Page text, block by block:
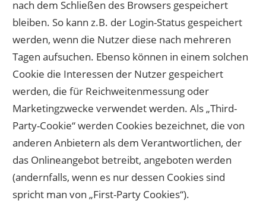
nach dem Schließen des Browsers gespeichert
bleiben. So kann z.B. der Login-Status gespeichert
werden, wenn die Nutzer diese nach mehreren
Tagen aufsuchen. Ebenso können in einem solchen
Cookie die Interessen der Nutzer gespeichert
werden, die für Reichweitenmessung oder
Marketingzwecke verwendet werden. Als „Third-
Party-Cookie“ werden Cookies bezeichnet, die von
anderen Anbietern als dem Verantwortlichen, der
das Onlineangebot betreibt, angeboten werden
(andernfalls, wenn es nur dessen Cookies sind
spricht man von „First-Party Cookies“).